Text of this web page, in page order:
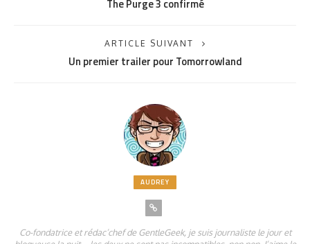
The Purge 3 confirmé
ARTICLE SUIVANT
Un premier trailer pour Tomorrowland
AUDREY
Co-fondatrice et rédac’chef de GentleGeek, je suis journaliste le jour et